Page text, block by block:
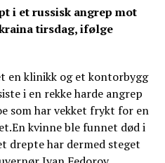
i et russisk angrep mot
tirsdag, ifølge
en klinikk og et kontorbygg
i en rekke harde angrep
som har vekket frykt for en
kvinne ble funnet død i
drepte har dermed steget